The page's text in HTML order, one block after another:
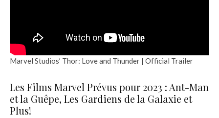
Marvel Studios’ Thor: Love and Thunder | Official Trailer
Les Films Marvel Prévus pour 2023 : Ant-Man
et la Guêpe, Les Gardiens de la Galaxie et
Plus!